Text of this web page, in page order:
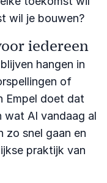
wil je bouwen?
iedereen
hangen in
of
Empel doet dat
wat AI vandaag al
zo snel gaan en
praktijk van